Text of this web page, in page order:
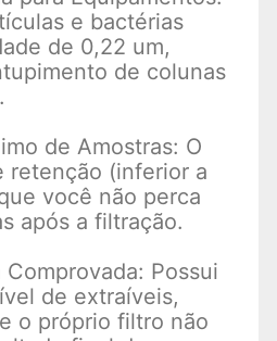
e bactérias
de 0,22 um,
de colunas
de Amostras: O
retenção (inferior a
você não perca
após a filtração.
Possui
de extraíveis,
o próprio filtro não